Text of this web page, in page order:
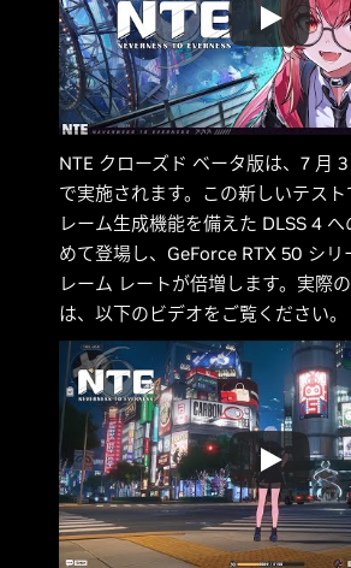
NTE クローズド ベータ版は、7 月
で実施されます。この新しいテス
レーム生成機能を備えた DLSS 4
めて登場し、GeForce RTX 50 シリ
レーム レートが倍増します。実際
は、以下のビデオをご覧ください。